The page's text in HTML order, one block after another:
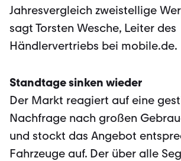
Jahresvergleich zweistellige
sagt Torsten Wesche, Leiter des
Händlervertriebs bei mobile.de.
Standtage sinken wieder
Der Markt reagiert auf eine
Nachfrage nach großen
und stockt das Angebot
Fahrzeuge auf. Der über alle